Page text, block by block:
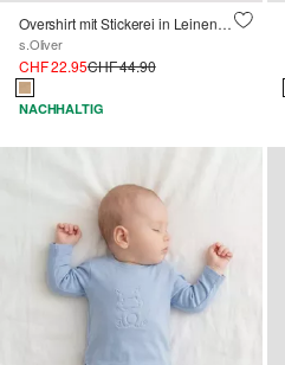
Overshirt mit Stickerei in Leinenoptik
s.Oliver
CHF 22.95CHF 44.90
NACHHALTIG